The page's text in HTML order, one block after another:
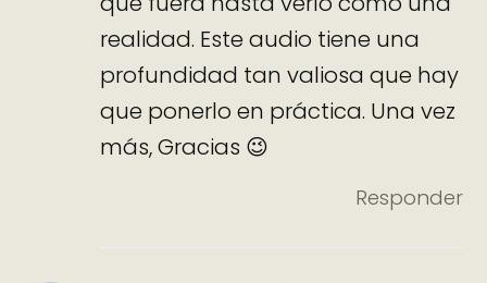
realidad. Este audio tiene una
profundidad tan valiosa que hay
que ponerlo en práctica. Una vez
más, Gracias 😉
Responder